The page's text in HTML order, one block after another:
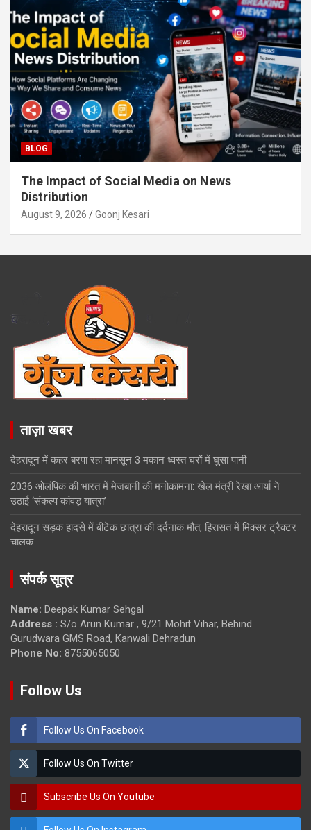
BLOG
The Impact of Social Media on News
Distribution
August 9, 2026 Goonj Kesari
ताज़ा खबर
देहरादून में कहर बरपा रहा मानसून 3 मकान ध्वस्त घरों में घुसा पानी
2036 ओलंपिक की भारत में मेजबानी की मनोकामना: खेल मंत्री रेखा आर्या ने
उठाई ‘संकल्प कांवड़ यात्रा’
देहरादून सड़क हादसे में बीटेक छात्रा की दर्दनाक मौत, हिरासत में मिक्सर ट्रैक्टर
चालक
संपर्क सूत्र
Name: Deepak Kumar Sehgal
Address : S/o Arun Kumar , 9/21 Mohit Vihar, Behind
Gurudwara GMS Road, Kanwali Dehradun
Phone No: 8755065050
Follow Us
Follow Us On Facebook
Follow Us On Twitter
Subscribe Us On Youtube